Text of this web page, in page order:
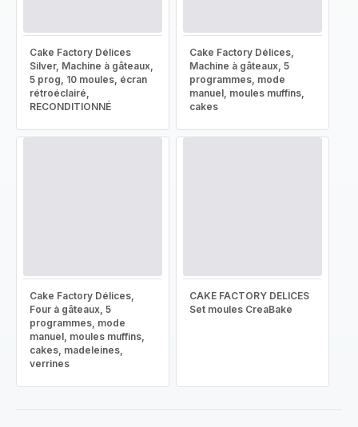
Cake Factory Délices
Silver, Machine à gâteaux,
5 prog, 10 moules, écran
rétroéclairé,
RECONDITIONNÉ
Cake Factory Délices,
Machine à gâteaux, 5
programmes, mode
manuel, moules muffins,
cakes
Cake Factory Délices,
Four à gâteaux, 5
programmes, mode
manuel, moules muffins,
cakes, madeleines,
verrines
CAKE FACTORY DELICES
Set moules CreaBake